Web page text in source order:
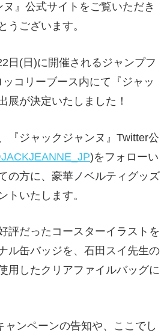
ヌ 』公式サイトをご覧いただき
うございます。
日(日)に開催されるジャンプフ
ッコリーブース内にて『 ジャッ
展が決定いたしました！
『 ジャックジャンヌ 』Twitter公
)をフォローい
の方に、豪華ノベルティグッズ
トいたします。
評だったコースターイラストを
ル缶バッジを、 石田スイ 先生の
用したクリアファイルバッグに
ャンペーンの告知や、ここでし